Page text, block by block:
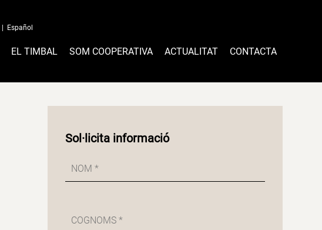
Español
EL TIMBAL SOM COOPERATIVA ACTUALITAT CONTACTA
Sol·licita informació